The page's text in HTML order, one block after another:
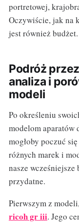
portretowej,
Oczywiście, jak na
jest również budżet.
Podróż
analiza i
modeli
Po określeniu
modelom aparatów
mogłoby poczuć
różnych marek i
nasze
przydatne.
Pierwszym z
ricoh gr iii. Jego